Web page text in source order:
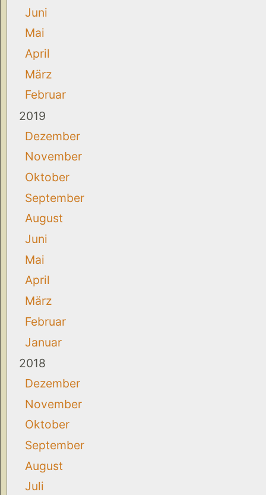
Juni
Mai
April
März
Februar
2019
Dezember
November
Oktober
September
August
Juni
Mai
April
März
Februar
Januar
2018
Dezember
November
Oktober
September
August
Juli